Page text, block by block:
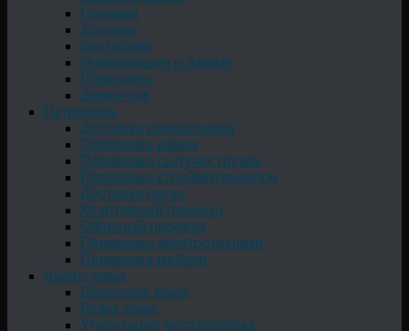
Грузчики
Договор
Контейнер
Информация о фирме
Позвонить
Демонтаж
Перевозка
Доставка ракушечника
Перевозка камня
Перевозка сыпучих грузов
Перевозка стройматериалов
Доставка песка
Квартирный переезд
Офисный переезд
Перевозка электротехники
Перевозка мебели
Вывоз лома
Демонтаж лома
Резка лома
Утилизация металлолома